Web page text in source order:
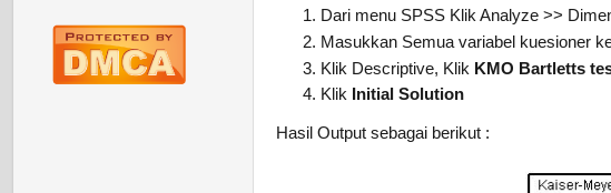
Dari menu SPSS Klik Analyze >>
Masukkan Semua variabel kuesioner
Klik Descriptive, Klik KMO Bartletts
Klik Initial Solution
Hasil Output sebagai berikut :